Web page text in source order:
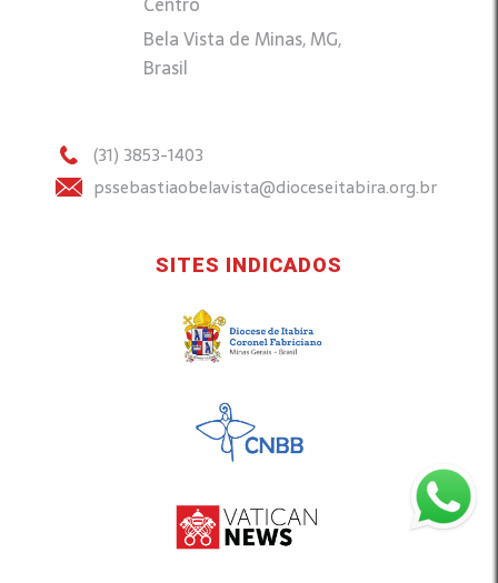
Bela Vista de Minas, MG,
Brasil
(31) 3853-1403
pssebastiaobelavista@dioceseitabira.org.br
SITES INDICADOS